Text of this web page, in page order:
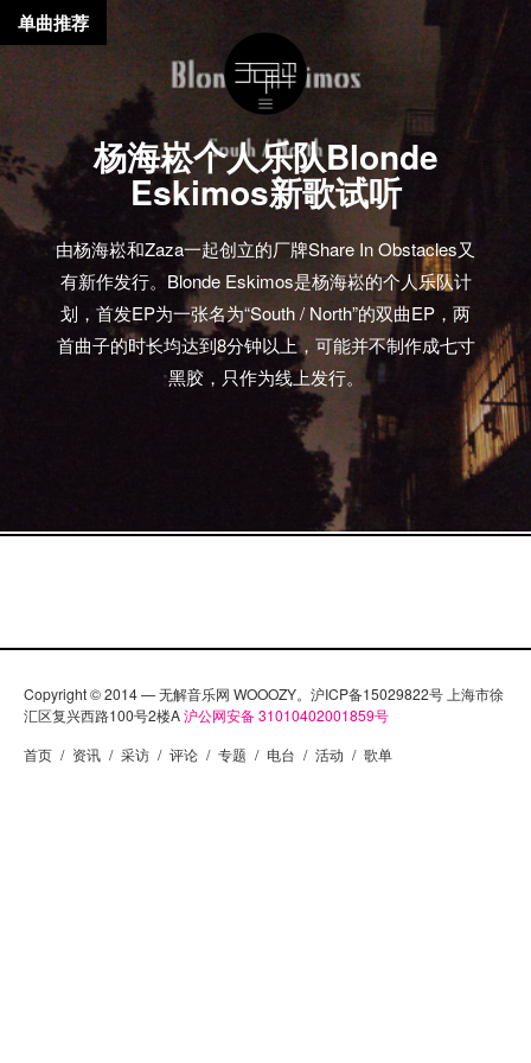
杨海崧个人乐队Blonde
Eskimos新歌试听
由杨海崧和Zaza一起创立的厂牌Share In Obstacles又
有新作发行。Blonde Eskimos是杨海崧的个人乐队计
划，首发EP为一张名为“South / North”的双曲EP，两
首曲子的时长均达到8分钟以上，可能并不制作成七寸
黑胶，只作为线上发行。
单曲推荐
Copyright © 2014 — 无解音乐网 WOOOZY。沪ICP备15029822号 上海市徐
汇区复兴西路100号2楼A沪公网安备 31010402001859号
首页 / 资讯 / 采访 / 评论 / 专题 / 电台 / 活动 / 歌单